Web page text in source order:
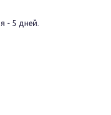
- 5 дней.
(COVID-19) легкого